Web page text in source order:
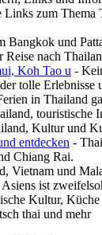
Links zum
Bangkok und
Reise nach
Koh Tao u -
tolle Erlebnisse
in Thailand
touristische
Kultur und
entdecken -
Chiang Rai.
Vietnam und
ist
Kultur, Küche
thai und mehr